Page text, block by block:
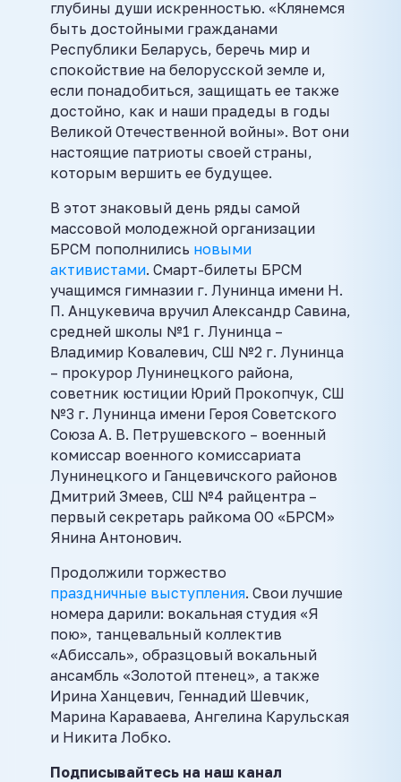
глубины души искренностью. «Клянемся
быть достойными гражданами
Республики Беларусь, беречь мир и
спокойствие на белорусской земле и,
если понадобиться, защищать ее также
достойно, как и наши прадеды в годы
Великой Отечественной войны». Вот они
настоящие патриоты своей страны,
которым вершить ее будущее.
В этот знаковый день ряды самой
массовой молодежной организации
БРСМ пополнились новыми
активистами. Смарт-билеты БРСМ
учащимся гимназии г. Лунинца имени Н.
П. Анцукевича вручил Александр Савина,
средней школы №1 г. Лунинца –
Владимир Ковалевич, СШ №2 г. Лунинца
– прокурор Лунинецкого района,
советник юстиции Юрий Прокопчук, СШ
№3 г. Лунинца имени Героя Советского
Союза А. В. Петрушевского – военный
комиссар военного комиссариата
Лунинецкого и Ганцевичского районов
Дмитрий Змеев, СШ №4 райцентра –
первый секретарь райкома ОО «БРСМ»
Янина Антонович.
Продолжили торжество
праздничные выступления. Свои лучшие
номера дарили: вокальная студия «Я
пою», танцевальный коллектив
«Абиссаль», образцовый вокальный
ансамбль «Золотой птенец», а также
Ирина Ханцевич, Геннадий Шевчик,
Марина Караваева, Ангелина Карульская
и Никита Лобко.
Подписывайтесь на наш канал